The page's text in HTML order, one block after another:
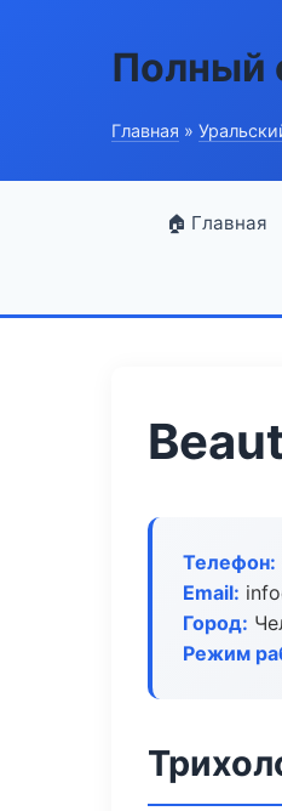
Полный
Главная »
🏠 Главная
Телефон:
Email:
Город:
Режим